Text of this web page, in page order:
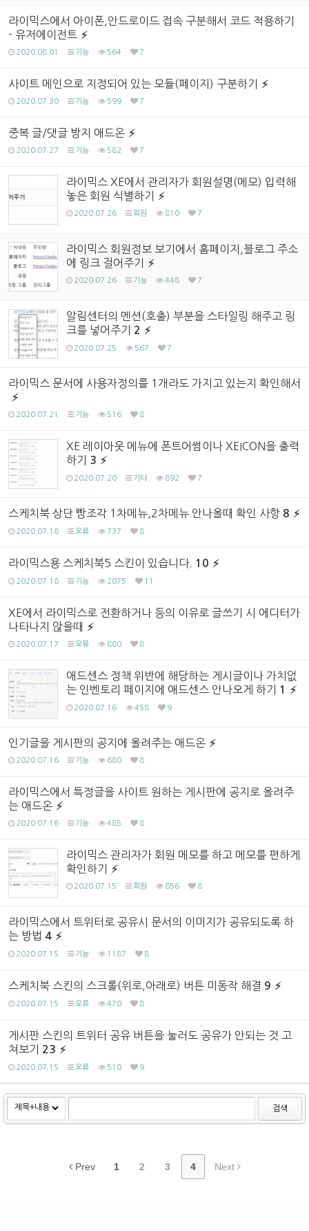
라이믹스에서 아이폰,안드로이드 접속 구분해서 코드 적용하기
- 유저에이전트
2020.08.01 기능 564 7
사이트 메인으로 지정되어 있는 모듈(페이지) 구분하기
2020.07.30 기능 599 7
중복 글/댓글 방지 애드온
2020.07.27 기능 582 7
라이믹스 XE에서 관리자가 회원설명(메모) 입력해
놓은 회원 식별하기
2020.07.26 회원 810 7
라이믹스 회원정보 보기에서 홈페이지,블로그 주소
에 링크 걸어주기
2020.07.26 기능 448 7
알림센터의 멘션(호출) 부분을 스타일링 해주고 링
크를 넣어주기
2
2020.07.25 567 7
라이믹스 문서에 사용자정의를 1개라도 가지고 있는지 확인해서
2020.07.21 기능 516 8
XE 레이아웃 메뉴에 폰트어썸이나 XEICON을 출력
하기
3
2020.07.20 기타 892 7
스케치북 상단 빵조각 1차메뉴,2차메뉴 안나올때 확인 사항 8
2020.07.18 오류 737 8
라이믹스용 스케치북5 스킨이 있습니다. 10
2020.07.18 기능 2075 11
XE에서 라이믹스로 전환하거나 등의 이유로 글쓰기 시 에디터가
나타나지 않을때
2020.07.17 오류 880 8
애드센스 정책 위반에 해당하는 게시글이나 가치없
는 인벤토리 페이지에 애드센스 안나오게 하기
1
2020.07.16 458 9
인기글을 게시판의 공지에 올려주는 애드온
2020.07.16 기능 680 8
라이믹스에서 특정글을 사이트 원하는 게시판에 공지로 올려주
는 애드온
2020.07.16 기능 485 8
라이믹스 관리자가 회원 메모를 하고 메모를 편하게
확인하기
2020.07.15 회원 856 8
라이믹스에서 트위터로 공유시 문서의 이미지가 공유되도록 하
는 방법 4
2020.07.15 기능 1187 8
스케치북 스킨의 스크롤(위로,아래로) 버튼 미동작 해결 9
2020.07.15 오류 470 8
게시판 스킨의 트위터 공유 버튼을 눌러도 공유가 안되는 것 고
쳐보기
23
2020.07.15 오류 510 9
검색
Prev 1 2 3 4 Next